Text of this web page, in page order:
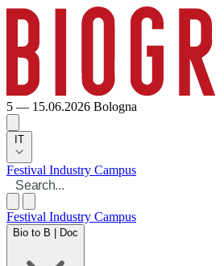
5 — 15.06.2026 Bologna
IT
Festival Industry Campus
Festival Industry Campus
Bio to B | Doc